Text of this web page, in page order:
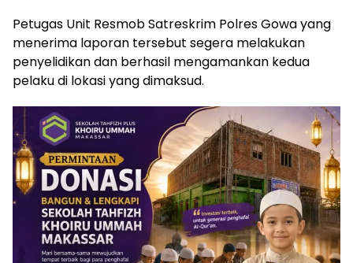
Petugas Unit Resmob Satreskrim Polres Gowa yang
menerima laporan tersebut segera melakukan
penyelidikan dan berhasil mengamankan kedua
pelaku di lokasi yang dimaksud.